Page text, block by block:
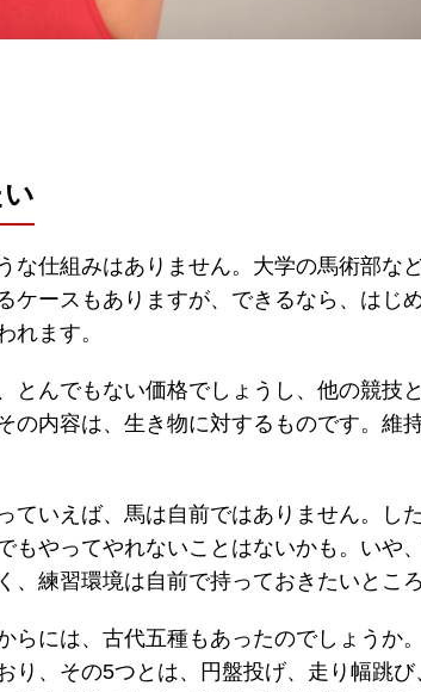
な仕組みはありません。大学の馬術部な
ケースもありますが、できるなら、はじ
れます。
とんでもない価格でしょうし、他の競技
の内容は、生き物に対するものです。維
ていえば、馬は自前ではありません。し
もやってやれないことはないかも。いや
、練習環境は自前で持っておきたいところ
らには、古代五種もあったのでしょうか
り、その5つとは、円盤投げ、走り幅跳び